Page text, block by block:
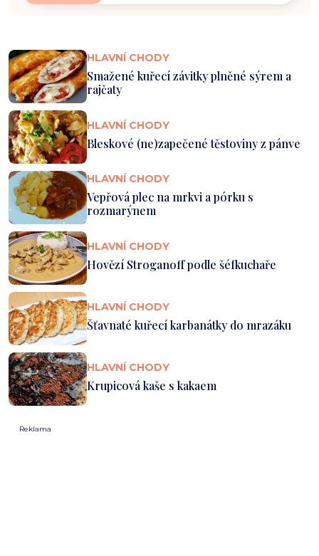
HLAVNÍ CHODY
Smažené kuřecí závitky plněné sýrem a
rajčaty
HLAVNÍ CHODY
Bleskové (ne)zapečené těstoviny z pánve
HLAVNÍ CHODY
Vepřová plec na mrkvi a pórku s
rozmarýnem
HLAVNÍ CHODY
Hovězí Stroganoff podle šéfkuchaře
HLAVNÍ CHODY
Šťavnaté kuřecí karbanátky do mrazáku
HLAVNÍ CHODY
Krupicová kaše s kakaem
Reklama